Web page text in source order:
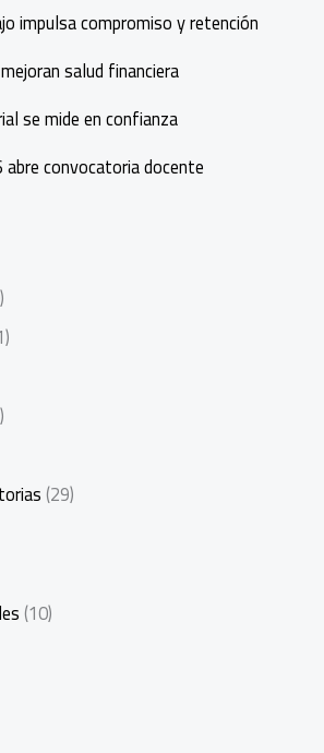
impulsa compromiso y retención
salud financiera
se mide en confianza
convocatoria docente
(29)
(10)